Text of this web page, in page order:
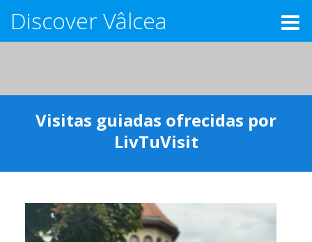
Discover Vâlcea
Visitas guiadas ofrecidas por
LivTuVisit